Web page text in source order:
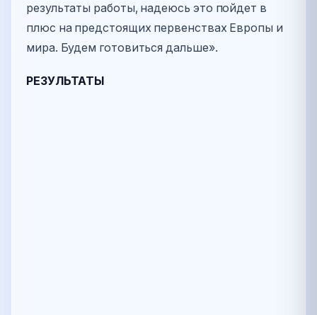
результаты работы, надеюсь это пойдет в
плюс на предстоящих первенствах Европы и
мира. Будем готовиться дальше».
РЕЗУЛЬТАТЫ